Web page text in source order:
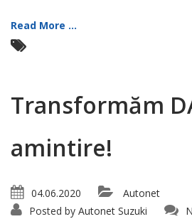
Read More ...
Transformăm
amintire!
04.06.2020
Autonet
Posted by Autonet Suzuki